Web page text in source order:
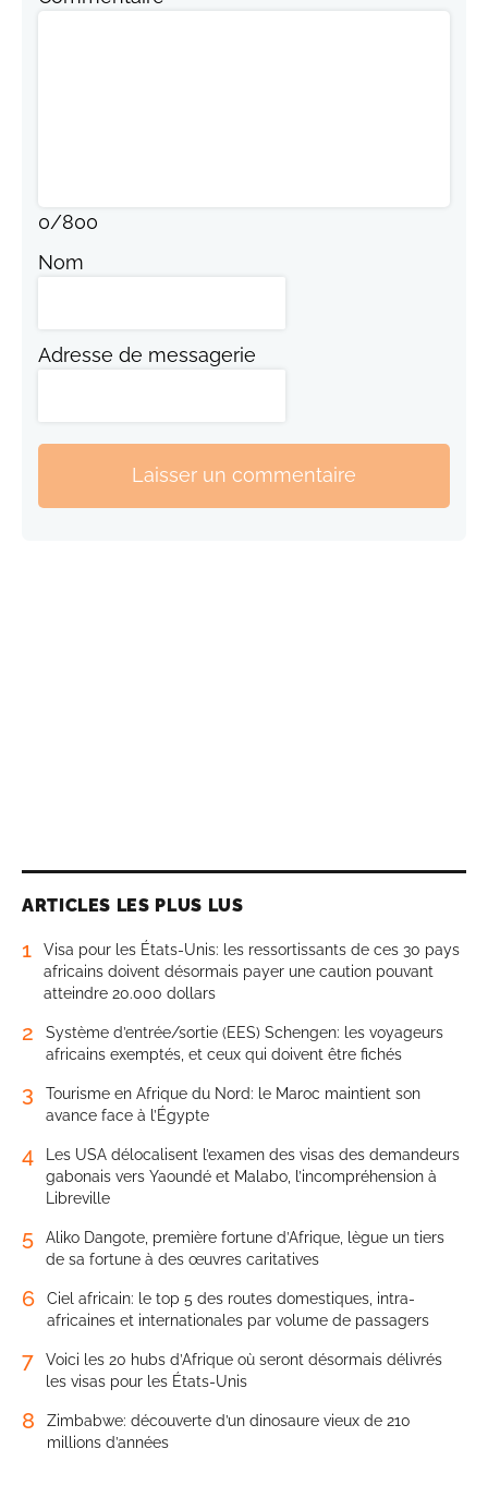
0/800
Nom
Adresse de messagerie
Laisser un commentaire
ARTICLES LES PLUS LUS
1
Visa pour les États-Unis: les ressortissants de ces 30 pays
africains doivent désormais payer une caution pouvant
atteindre 20.000 dollars
2
Système d’entrée/sortie (EES) Schengen: les voyageurs
africains exemptés, et ceux qui doivent être fichés
3
Tourisme en Afrique du Nord: le Maroc maintient son
avance face à l’Égypte
4
Les USA délocalisent l’examen des visas des demandeurs
gabonais vers Yaoundé et Malabo, l’incompréhension à
Libreville
5
Aliko Dangote, première fortune d’Afrique, lègue un tiers
de sa fortune à des œuvres caritatives
6
Ciel africain: le top 5 des routes domestiques, intra-
africaines et internationales par volume de passagers
7
Voici les 20 hubs d’Afrique où seront désormais délivrés
les visas pour les États-Unis
8
Zimbabwe: découverte d’un dinosaure vieux de 210
millions d’années